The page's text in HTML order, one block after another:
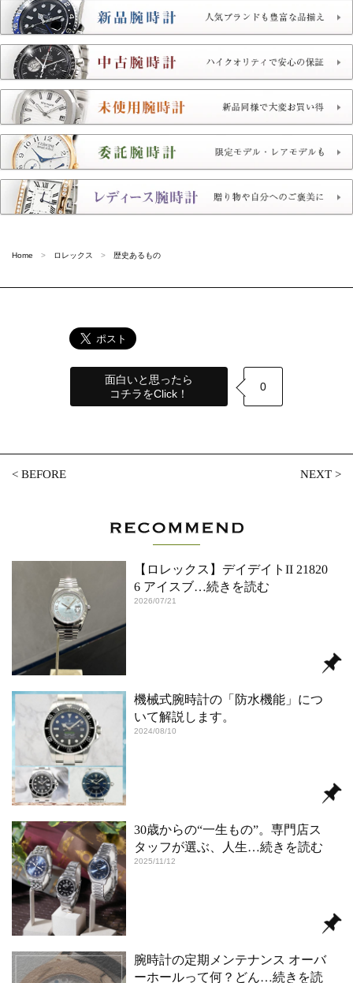
Home ロレックス 歴史あるもの
面白いと思ったら
コチラをClick！
0
<BEFORE NEXT>
【ロレックス】デイデイトII 21820
6 アイスブ…続きを読む
2026/07/21
機械式腕時計の「防水機能」につ
いて解説します。
2024/08/10
30歳からの“一生もの”。専門店ス
タッフが選ぶ、人生…続きを読む
2025/11/12
腕時計の定期メンテナンス オーバ
ーホールって何？どん…続きを読